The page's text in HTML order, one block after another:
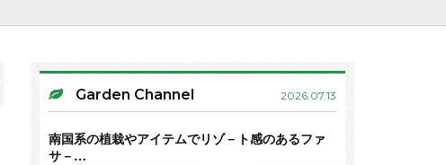
Garden Channel 2026.07.13
南国系の植栽やアイテムでリゾ－ト感のあるファ
サ－…